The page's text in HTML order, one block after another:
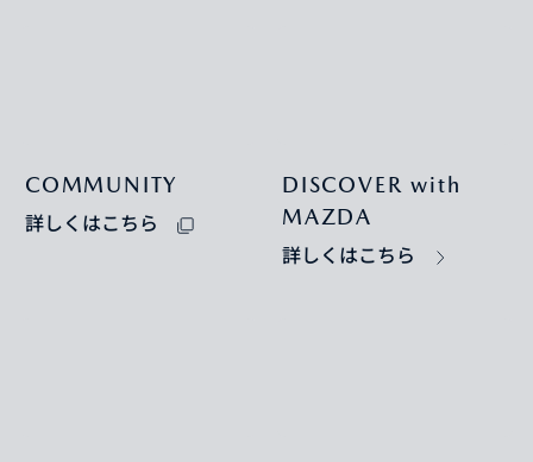
COMMUNITY
詳しくはこちら
DISCOVER with
MAZDA
詳しくはこちら